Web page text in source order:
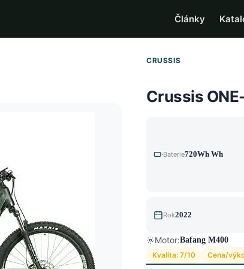
Články
CRUSSIS
Crussis
Baterie720Wh Wh
Rok2022
Motor:Bafang M400
Kvalita: 7/10
Cena/